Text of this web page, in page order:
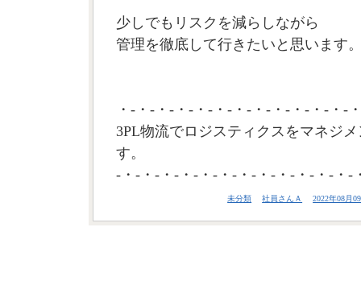
少しでもリスクを減らしながら
管理を徹底して行きたいと思います
・-・-・-・-・-・-・-・-・-・-・-・-
3PL物流でロジスティクスをマネジ
す。
-・-・-・-・-・-・-・-・-・-・-・-・-
未分類 社員さんＡ 2022年08月